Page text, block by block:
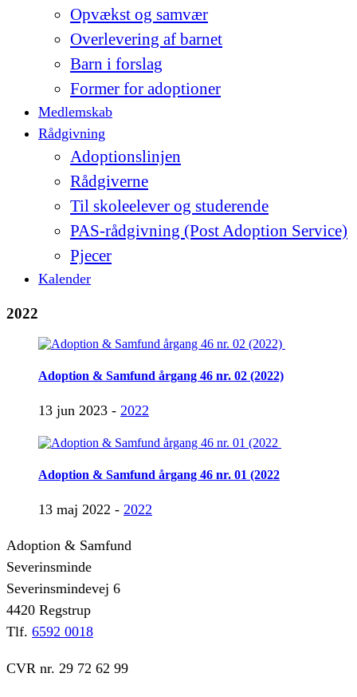
Opvækst og samvær
Overlevering af barnet
Barn i forslag
Former for adoptioner
Medlemskab
Rådgivning
Adoptionslinjen
Rådgiverne
Til skoleelever og studerende
PAS-rådgivning (Post Adoption Service)
Pjecer
Kalender
2022
Adoption & Samfund årgang 46 nr. 02 (2022)
13 jun 2023 - 2022
Adoption & Samfund årgang 46 nr. 01 (2022
13 maj 2022 - 2022
Adoption & Samfund
Severinsminde
Severinsmindevej 6
4420 Regstrup
Tlf. 6592 0018
CVR nr. 29 72 62 99